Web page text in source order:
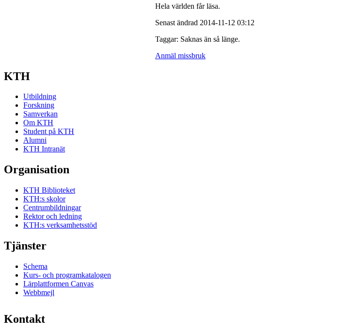
Hela världen får läsa.
Senast ändrad 2014-11-12 03:12
Taggar: Saknas än så länge.
Anmäl missbruk
KTH
Utbildning
Forskning
Samverkan
Om KTH
Student på KTH
Alumni
KTH Intranät
Organisation
KTH Biblioteket
KTH:s skolor
Centrumbildningar
Rektor och ledning
KTH:s verksamhetsstöd
Tjänster
Schema
Kurs- och programkatalogen
Lärplattformen Canvas
Webbmejl
Kontakt